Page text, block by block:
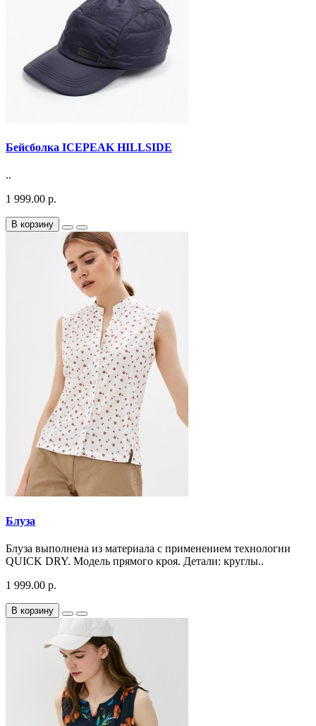
Бейсболка ICEPEAK HILLSIDE
..
1 999.00 р.
В корзину
Блуза
Блуза выполнена из материала с применением технологии
QUICK DRY. Модель прямого кроя. Детали: круглы..
1 999.00 р.
В корзину